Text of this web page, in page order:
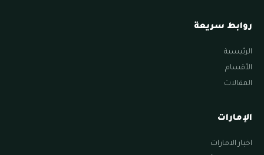
روابط سريعة
الرئيسية
الأقسام
المقالات
الإمارات
اخبار الامارات